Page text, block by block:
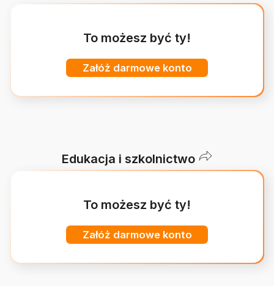
To możesz być ty!
Załóż darmowe konto
Edukacja i szkolnictwo
To możesz być ty!
Załóż darmowe konto